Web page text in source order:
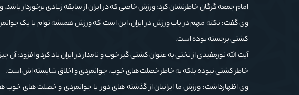
امام جمعه گرگان خاطرنشان کرد: ورزش خاصی که در ایران از سابقه زیادی برخوردار
وی گفت: نکته مهم در باب ورزش در ایران، این است که ورزش همیشه توام با یک
کشتی برجسته بوده است.
آیت الله نورمفیدی از تختی به عنوان کشتی گیر خوب و نامدار در ایران یاد کرد و افزود:
خاطر کشتی نبوده بلکه به خاطر خصلت های خوب، جوانمردی و اخلاق شایسته اش است.
وی اظهارداشت: ورزش ما ایرانیان از گذشته های دور با جوانمردی و خصلت های خوب